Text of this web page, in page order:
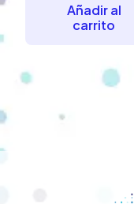
Añadir al
carrito